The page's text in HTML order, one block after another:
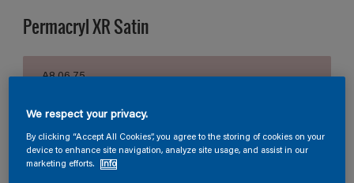
Permacryl XR Satin
A8.06.75
Verpakkingsgrootte
0,5 L
We respect your privacy.
By clicking “Accept All Cookies”, you agree to the storing of cookies on your
device to enhance site navigation, analyze site usage, and assist in our
marketing efforts.
Info